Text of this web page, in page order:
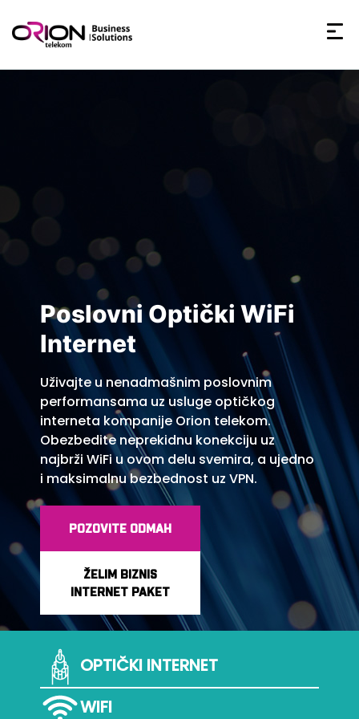
180+
7d
Poslovni Optički WiFi
Internet
Uživajte u nenadmašnim poslovnim
performansama uz usluge optičkog
interneta kompanije Orion telekom.
Obezbedite neprekidnu konekciju uz
najbrži WiFi u ovom delu svemira, a ujedno
i maksimalnu bezbednost uz VPN.
POZOVITE ODMAH
ŽELIM BIZNIS
INTERNET PAKET
OPTIČKI INTERNET
WIFI